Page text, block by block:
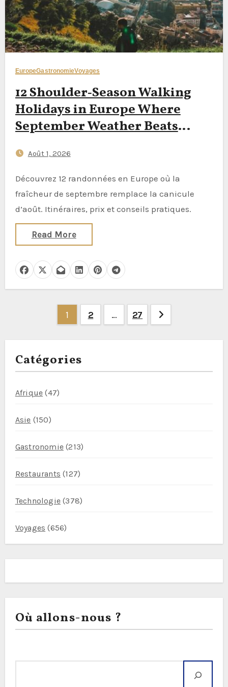
EuropeGastronomieVoyages
12 Shoulder‑Season Walking
Holidays in Europe Where
September Weather Beats
Août 1, 2026
Découvrez 12 randonnées en Europe où la
fraîcheur de septembre remplace la canicule
d’août. Itinéraires, prix et conseils pratiques.
Read More
Pagination
publications
1 2 … 27
Catégories
Afrique (47)
Asie (150)
Gastronomie(213)
Restaurants (127)
Technologie(378)
Voyages (656)
Où allons-nous ?